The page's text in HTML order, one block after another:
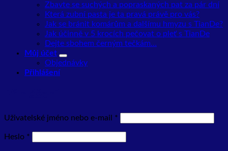
Zbavte se suchých a popraskaných pat za pár dní
Která zubní pasta je ta pravá právě pro vás?
Jak se bránit komárům a dalšímu hmyzu s TianDe?
Jak účinně v 5 krocích pečovat o pleť s TianDe
Dejte sbohem černým tečkám…
Můj účet
Objednávky
Přihlášení
Uživatelské jméno nebo e-mail *
Heslo *